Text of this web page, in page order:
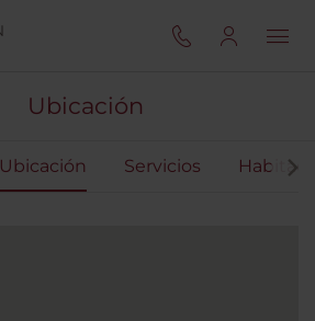
Ubicación
Ubicación Servicios